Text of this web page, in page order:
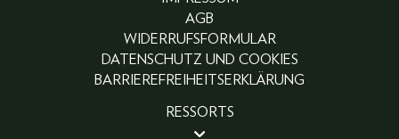
AGB
WIDERRUFSFORMULAR
DATENSCHUTZ UND COOKIES
BARRIEREFREIHEITSERKLÄRUNG
RESSORTS